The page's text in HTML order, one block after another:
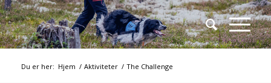
Du er her: Hjem / Aktiviteter / The Challenge